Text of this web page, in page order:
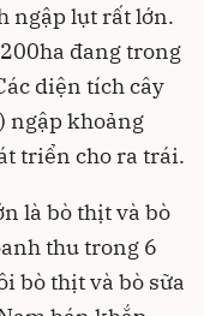
ngập lụt rất lớn.
đang trong
diện tích cây
ngập khoảng
triển cho ra trái.
là bò thịt và bò
thu trong 6
bò thịt và bò sữa